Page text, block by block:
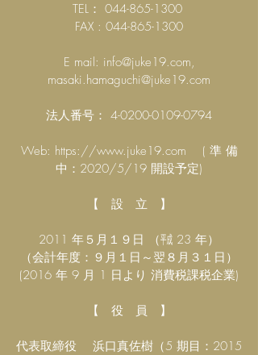
TEL： 044-865-1300
FAX : 044-865-1300
E mail: info@juke19.com,
masaki.hamaguchi@juke19.com
法人番号： 4-0200-0109-0794
Web: https://www.juke19.com ( 準 備
中：2020/5/19 開設予定)
【 設 立 】
2011 年５月１９日 （㍻ 23 年）
（会計年度：９月１日～翌８月３１日）
(2016 年 9 月 1 日より 消費税課税企業)
【 役 員 】
代表取締役 浜口真佐樹（5 期目：2015